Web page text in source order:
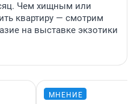
Чем хищным или
квартиру — смотрим
на выставке экзотики
МНЕНИЕ